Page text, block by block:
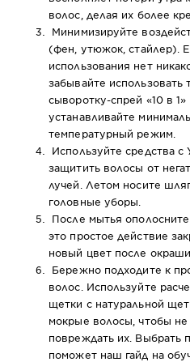
волос, делая их более
Минимизируйте
(фен, утюжок, стайлер).
использования нет
забывайте
сыворотку-спрей «10 в 1»
устанавливайте
температурный режим.
Используйте средства
защитить волосы от
лучей. Летом носите
головные уборы.
После мытья
это простое действие
новый цвет после
Бережно подходите к
волос. Используйте
щетки с натуральной
мокрые волосы, чтобы не
повреждать их. Выбрать
поможет наш гайд на